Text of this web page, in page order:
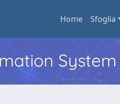
Home Sfoglia
System